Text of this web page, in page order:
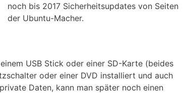
noch bis 2017 Sicherheitsupdates von Seiten
der Ubuntu-Macher.
USB Stick oder einer SD-Karte (beides
oder einer DVD installiert und auch
Daten, kann man später noch einen